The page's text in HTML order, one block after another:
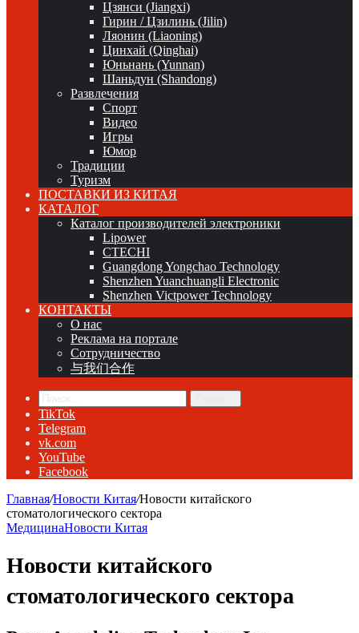
Цзянси (Jiangxi)
Гирин / Цзилинь (Jilin)
Ляонин (Liaoning)
Цинхай (Qinghai)
Юньнань (Yunnan)
Шаньдун (Shandong)
Развлечения
Спорт
Видео
Игры
Юмор
Традиции
Туризм
ПОСТАВКИ ИЗ КИТАЯ
КАТАЛОГ
Каталог производителей электроники
Lipower
CTECHI
Guangdong Yongchao Technology
Shenzhen Yuanchuangli Electronic
Shenzhen Victpower Technology
КОНТАКТЫ
О нас
Реклама на портале
Сотрудничество
与我们合作
TikTok
Telegram
vk.com
YouTube
Facebook
Главная/Новости Китая/Новости китайского
стоматологического сектора
МедицинаНовости Китая
Новости китайского
стоматологического сектора